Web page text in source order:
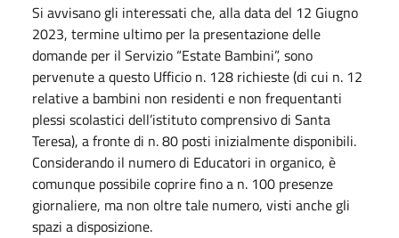
Si avvisano gli interessati che, alla data del 12 Giugno
2023, termine ultimo per la presentazione delle
domande per il Servizio “Estate Bambini”, sono
pervenute a questo Ufficio n. 128 richieste (di cui n. 12
relative a bambini non residenti e non frequentanti
plessi scolastici dell’istituto comprensivo di Santa
Teresa), a fronte di n. 80 posti inizialmente disponibili.
Considerando il numero di Educatori in organico, è
comunque possibile coprire fino a n. 100 presenze
giornaliere, ma non oltre tale numero, visti anche gli
spazi a disposizione.